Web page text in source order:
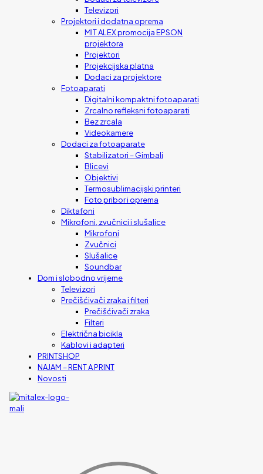
Televizori
Projektori i dodatna oprema
MIT ALEX promocija EPSON
projektora
Projektori
Projekcijska platna
Dodaci za projektore
Fotoaparati
Digitalni kompaktni fotoaparati
Zrcalno refleksni fotoaparati
Bez zrcala
Videokamere
Dodaci za fotoaparate
Stabilizatori – Gimbali
Blicevi
Objektivi
Termosublimacijski printeri
Foto pribor i oprema
Diktafoni
Mikrofoni, zvučnici i slušalice
Mikrofoni
Zvučnici
Slušalice
Soundbar
Dom i slobodno vrijeme
Televizori
Prečišćivači zraka i filteri
Prečišćivači zraka
Filteri
Električna bicikla
Kablovi i adapteri
PRINTSHOP
NAJAM – RENT A PRINT
Novosti